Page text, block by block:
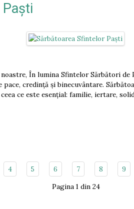
În lumina Sfintelor Sărbători de
credință și binecuvântare.
ce este esențial: familie, iertare,
4 5 6 7 8 9
Pagina 1 din 24